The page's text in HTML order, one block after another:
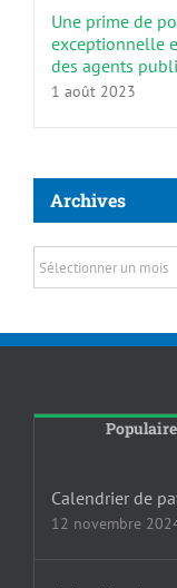
Une prime de
exceptionnelle
des agents
1 août 2023
Archives
Archives
Populaire
Calendrier de
12 novembre